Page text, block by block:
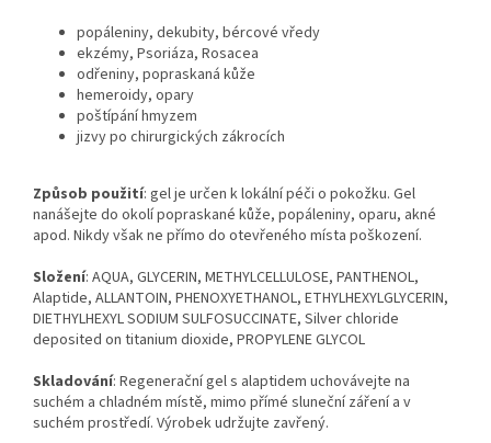
popáleniny, dekubity, bércové vředy
ekzémy, Psoriáza, Rosacea
odřeniny, popraskaná kůže
hemeroidy, opary
poštípání hmyzem
jizvy po chirurgických zákrocích
Způsob použití: gel je určen k lokální péči o pokožku. Gel
nanášejte do okolí popraskané kůže, popáleniny, oparu, akné
apod. Nikdy však ne přímo do otevřeného místa poškození.
Složení: AQUA, GLYCERIN, METHYLCELLULOSE, PANTHENOL,
Alaptide, ALLANTOIN, PHENOXYETHANOL, ETHYLHEXYLGLYCERIN,
DIETHYLHEXYL SODIUM SULFOSUCCINATE, Silver chloride
deposited on titanium dioxide, PROPYLENE GLYCOL
Skladování: Regenerační gel s alaptidem uchovávejte na
suchém a chladném místě, mimo přímé sluneční záření a v
suchém prostředí. Výrobek udržujte zavřený.